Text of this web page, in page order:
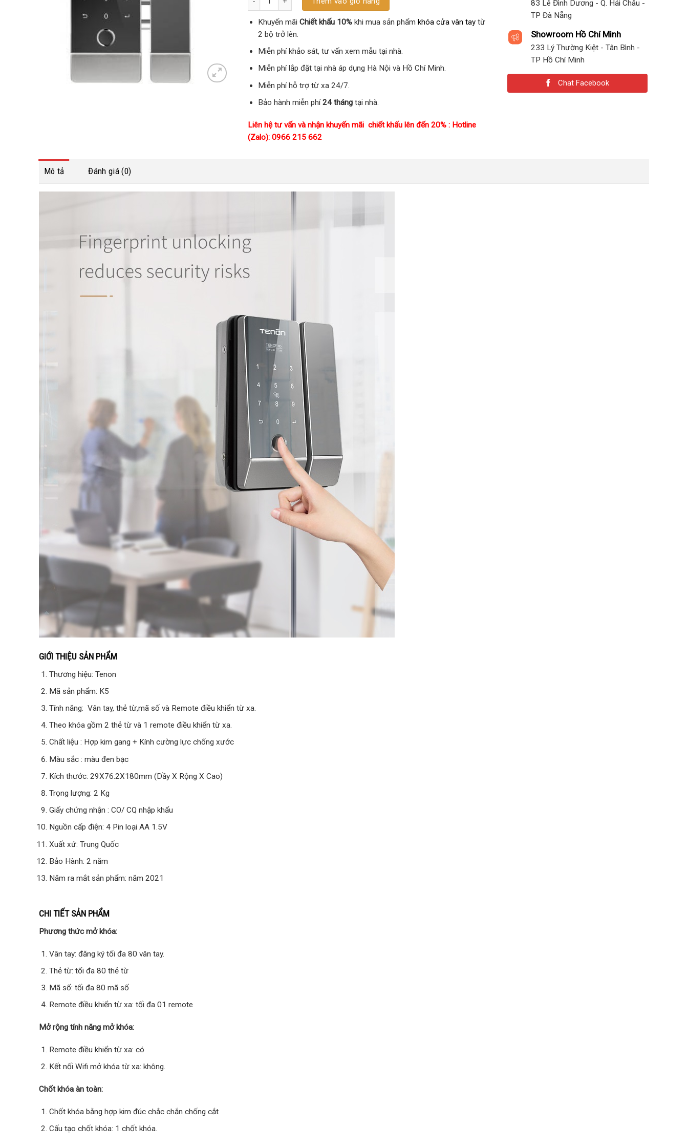
Khuyến mãi Chiết khấu 10% khi mua sản phẩmkhóa cửa vân tay từ
2 bộ trở lên.
Miễn phí khảo sát, tư vấn xem mẫu tại nhà.
Miễn phí lắp đặt tại nhà áp dụng Hà Nội và Hồ Chí Minh.
Miễn phí hỗ trợ từ xa 24/7.
Bảo hành miễn phí24 tháng tại nhà.
Liên hệ tư vấn và nhận khuyến mãi chiết khấu lên đến 20% : Hotline
(Zalo): 0966 215 662
83 Lê Đình Dương - Q. Hải Châu -
TP Đà Nẵng
Showroom Hồ Chí Minh
233 Lý Thường Kiệt - Tân Bình -
TP Hồ Chí Minh
Chat Facebook
Mô tả Đánh giá (0)
GIỚI THIỆU SẢN PHẨM
Thương hiệu: Tenon
Mã sản phẩm: K5
Tính năng: Vân tay, thẻ từ,mã số và Remote điều khiển từ xa.
Theo khóa gồm 2 thẻ từ và 1 remote điều khiển từ xa.
Chất liệu : Hợp kim gang + Kính cường lực chống xước
Màu sắc : màu đen bạc
Kích thước: 29X76.2X180mm (Dầy X Rộng X Cao)
Trọng lượng: 2 Kg
Giấy chứng nhận : CO/ CQ nhập khẩu
Nguồn cấp điện: 4 Pin loại AA 1.5V
Xuất xứ: Trung Quốc
Bảo Hành: 2 năm
Năm ra mắt sản phẩm: năm 2021
CHI TIẾT SẢN PHẨM
Phương thức mở khóa:
Vân tay: đăng ký tối đa 80 vân tay.
Thẻ từ: tối đa 80 thẻ từ
Mã số: tối đa 80 mã số
Remote điều khiển từ xa: tối đa 01 remote
Mở rộng tính năng mở khóa:
Remote điều khiển từ xa: có
Kết nối Wifi mở khóa từ xa: không.
Chốt khóa àn toàn:
Chốt khóa bằng hợp kim đúc chắc chắn chống cắt
Cấu tạo chốt khóa: 1 chốt khóa.